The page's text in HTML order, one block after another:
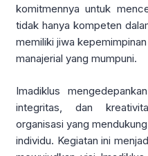
komitmennya untuk
tidak hanya kompeten
memiliki jiwa
manajerial yang mumpuni.
Imadiklus
integritas, dan
organisasi yang
individu. Kegiatan ini